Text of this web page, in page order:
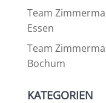
Team
Essen
Team
Bochum
KATEGORIEN